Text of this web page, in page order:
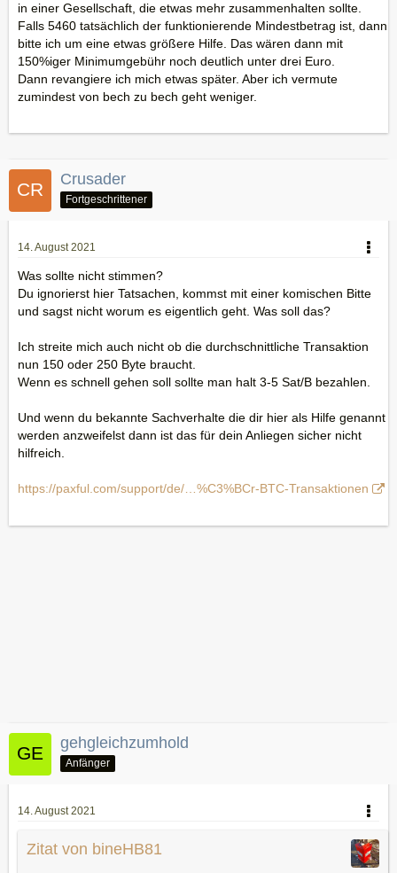
in einer Gesellschaft, die etwas mehr zusammenhalten sollte.
Falls 5460 tatsächlich der funktionierende Mindestbetrag ist, dann
bitte ich um eine etwas größere Hilfe. Das wären dann mit
150%iger Minimumgebühr noch deutlich unter drei Euro.
Dann revangiere ich mich etwas später. Aber ich vermute
zumindest von bech zu bech geht weniger.
Crusader
Fortgeschrittener
14. August 2021
Was sollte nicht stimmen?
Du ignorierst hier Tatsachen, kommst mit einer komischen Bitte
und sagst nicht worum es eigentlich geht. Was soll das?
Ich streite mich auch nicht ob die durchschnittliche Transaktion
nun 150 oder 250 Byte braucht.
Wenn es schnell gehen soll sollte man halt 3-5 Sat/B bezahlen.
Und wenn du bekannte Sachverhalte die dir hier als Hilfe genannt
werden anzweifelst dann ist das für dein Anliegen sicher nicht
hilfreich.
https://paxful.com/support/de/…%C3%BCr-BTC-Transaktionen
gehgleichzumhold
Anfänger
14. August 2021
Zitat von bineHB81